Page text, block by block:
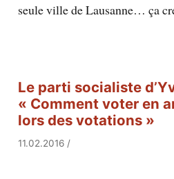
seule ville de Lausanne… ça
Le parti socialiste
« Comment voter en
lors des votations »
11.02.2016/